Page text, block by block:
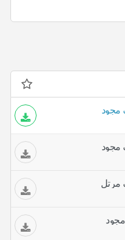
مجود
مجود
مرتل